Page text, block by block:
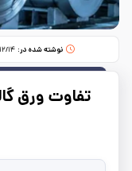
نوشته شده در:
تفاوت ورق